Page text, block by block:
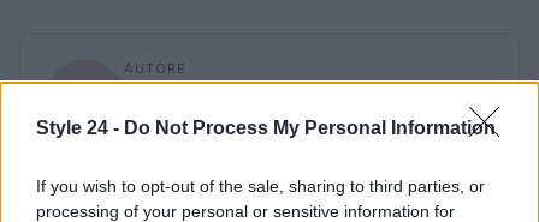
Style 24 - Do Not Process My Personal Information
If you wish to opt-out of the sale, sharing to third parties, or
processing of your personal or sensitive information for
AUTORE